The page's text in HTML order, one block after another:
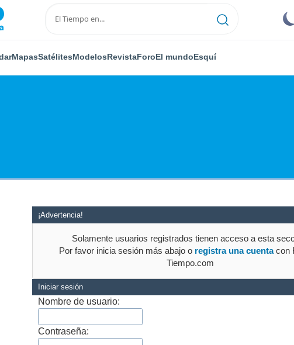
MapasSatélitesModelosRevistaForoEl mundoEsquí
¡Advertencia!
Solamente usuarios registrados tienen acceso a esta
Por favor inicia sesión más abajo o registra una cuentacon
Tiempo.com
Iniciar sesión
Nombre de usuario:
Contraseña: